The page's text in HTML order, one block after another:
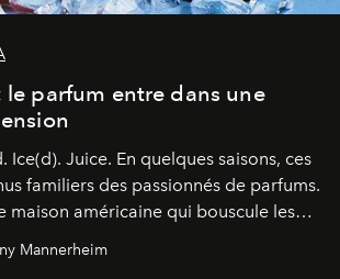
parfum entre dans une
Ice(d). Juice. En quelques saisons, ces
familiers des passionnés de parfums.
maison américaine qui bouscule les
contemporaine en proposant
intuitive que personnelle :
Mannerheim